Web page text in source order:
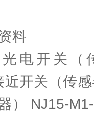
料
电开关（
开关（传
） NJ15-